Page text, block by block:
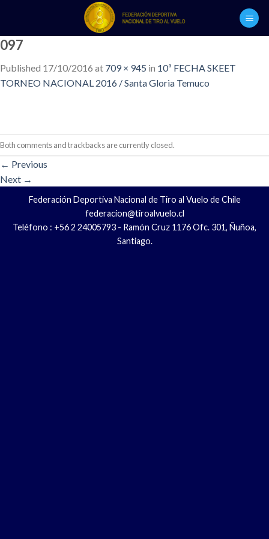
content
097
Published 17/10/2016 at 709 × 945 in 10ª FECHA SKEET
TORNEO NACIONAL 2016 / Santa Gloria Temuco
Both comments and trackbacks are currently closed.
← Previous
Next →
Federación Deportiva Nacional de Tiro al Vuelo de Chile
federacion@tiroalvuelo.cl
Teléfono : +56 2 24005793 - Ramón Cruz 1176 Ofc. 301, Ñuñoa,
Santiago.